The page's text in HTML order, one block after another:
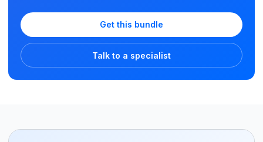
Get this bundle
Talk to a specialist